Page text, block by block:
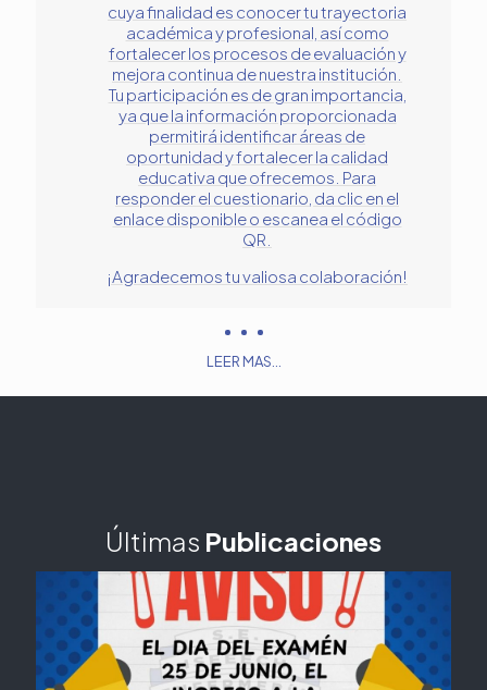
cuya finalidad es conocer tu trayectoria
académica y profesional, así como
fortalecer los procesos de evaluación y
mejora continua de nuestra institución.
Tu participación es de gran importancia,
ya que la información proporcionada
permitirá identificar áreas de
oportunidad y fortalecer la calidad
educativa que ofrecemos. Para
responder el cuestionario, da clic en el
enlace disponible o escanea el código
QR.
¡Agradecemos tu valiosa colaboración!
LEER MAS...
Últimas Publicaciones